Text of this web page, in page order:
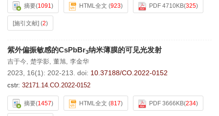
摘要(1091) HTML全文 (923) PDF 4710KB(325)
[施引文献] (2)
紫外偏振敏感的CsPbBr3纳米薄膜的可见光发射
吉于今, 楚学影, 董旭, 李金华
2023, 16(1): 202-213. doi: 10.37188/CO.2022-0152
cstr: 32171.14.CO.2022-0152
摘要(1457) HTML全文 (817) PDF 3666KB(234)